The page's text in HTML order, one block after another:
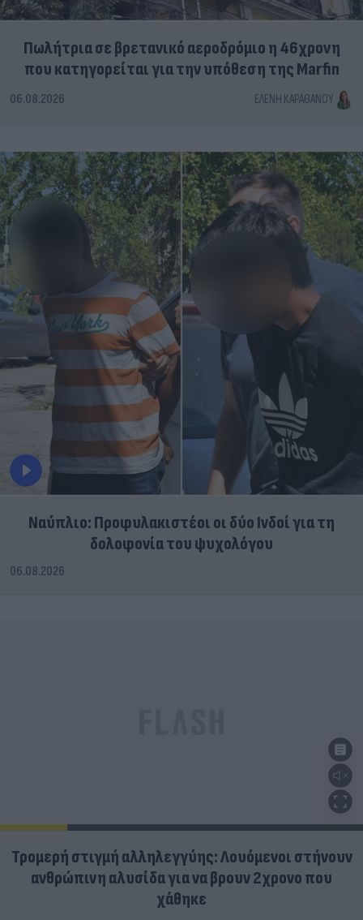
Πωλήτρια σε βρετανικό αεροδρόμιο η 46χρονη
που κατηγορείται για την υπόθεση της Marfin
06.08.2026 ΕΛΈΝΗ ΚΑΡΑΘΆΝΟΥ
Ναύπλιο: Προφυλακιστέοι οι δύο Ινδοί για τη
δολοφονία του ψυχολόγου
06.08.2026
Τρομερή στιγμή αλληλεγγύης: Λουόμενοι στήνουν
ανθρώπινη αλυσίδα για να βρουν 2χρονο που
χάθηκε